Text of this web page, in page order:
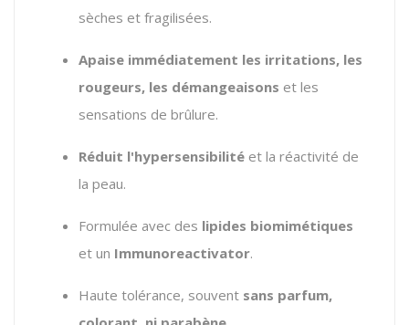
sèches et fragilisées.
Apaise immédiatement les irritations, les
rougeurs, les démangeaisons et les
sensations de brûlure.
Réduit l'hypersensibilité et la réactivité de
la peau.
Formulée avec des lipides biomimétiques
et un Immunoreactivator.
Haute tolérance, souvent sans parfum,